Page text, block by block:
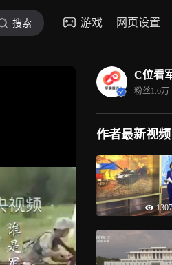
搜索 游戏 网页设置
C位看
粉丝1.6万
作者最新视频
1307